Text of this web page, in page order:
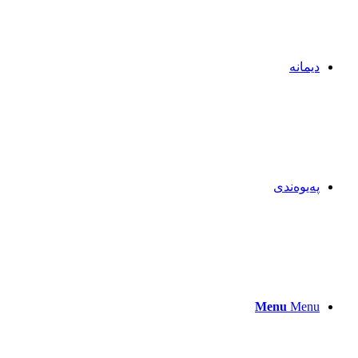
دیمانە
پەیوەندی
Menu Menu